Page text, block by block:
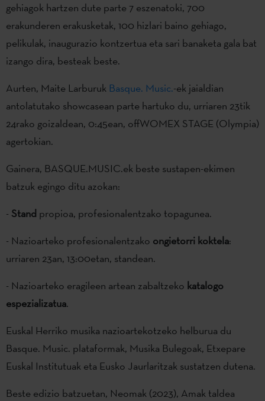
gehiagok hartzen dute parte 7 eszenatoki, 700
erakunderen erakusketak, 100 hizlari baino gehiago,
pelikulak, inaugurazio kontzertua eta sari banaketa gala bat
izango dira, besteak beste.
Aurten, Maite Larburuk Basque. Music.-ek jaialdian
antolatutako showcasean parte hartuko du, urriaren 23tik
24rako goizaldean, 0:45ean, offWOMEX STAGE (Olympia)
agertokian.
Gainera, BASQUE.MUSIC.ek beste sustapen-ekimen
batzuk egingo ditu azokan:
- Stand propioa, profesionalentzako topagunea.
- Nazioarteko profesionalentzako ongietorri koktela:
urriaren 23an, 13:00etan, standean.
- Nazioarteko eragileen artean zabaltzeko katalogo
espezializatua.
Euskal Herriko musika nazioartekotzeko helburua du
Basque. Music. plataformak, Musika Bulegoak, Etxepare
Euskal Institutuak eta Eusko Jaurlaritzak sustatzen dutena.
Beste edizio batzuetan, Neomak (2023), Amak taldea